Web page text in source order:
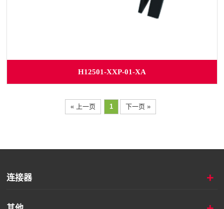
H12501-XXP-01-XA
« 上一页 1 下一页 »
连接器 +